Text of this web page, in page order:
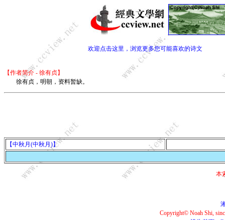
欢迎点击这里，浏览更多您可能喜欢的诗文
【作者简介 - 徐有贞】
徐有贞，明朝，资料暂缺。
【中秋月(中秋月)】
本
Copyright© Noah Shi,